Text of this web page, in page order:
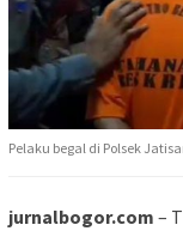
Pelaku begal di Polsek
jurnalbogor.com –